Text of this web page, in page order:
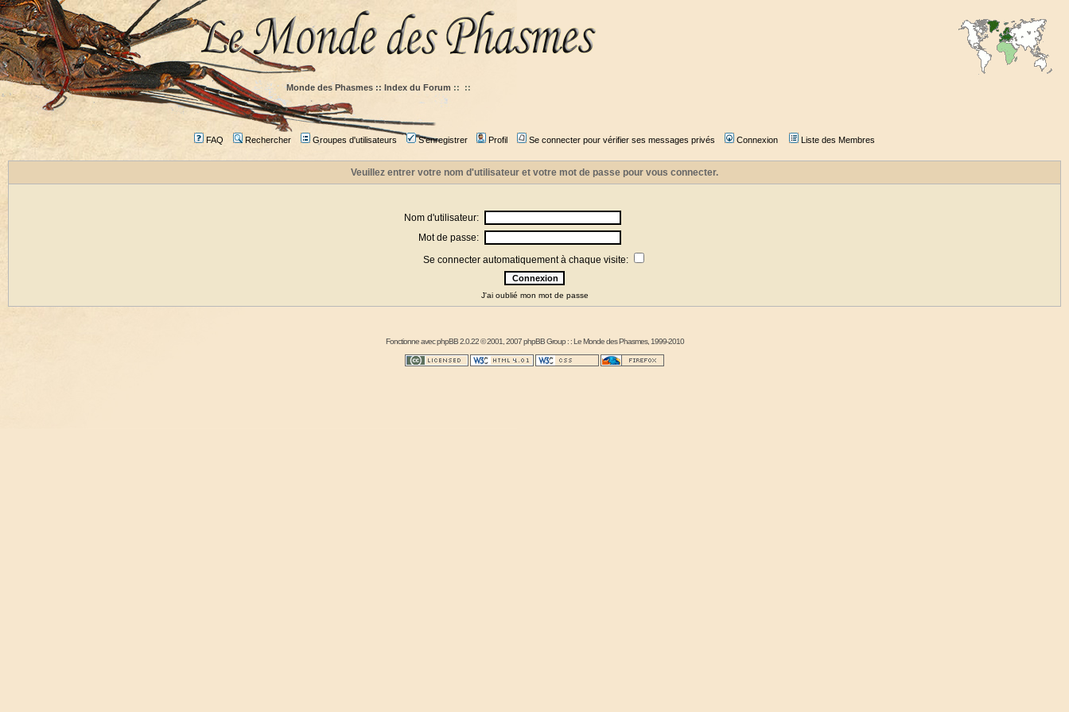
Monde des Phasmes :: Index du Forum :: ::
FAQ Rechercher Groupes d'utilisateurs S'enregistrer Profil Se connecter pour vérifier ses messages privés Connexion Liste des Membres
Veuillez entrer votre nom d'utilisateur et votre mot de passe pour vous connecter.
Nom d'utilisateur:
Mot de passe:
Se connecter automatiquement à chaque visite:
J'ai oublié mon mot de passe
Fonctionne avecphpBB2.0.22 © 2001, 2007 phpBB Group : :Le Monde des Phasmes, 1999-2010